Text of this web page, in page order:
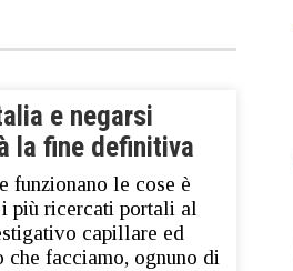
e negarsi
la fine definitiva
funzionano le cose è
più ricercati portali al
capillare ed
facciamo, ognuno di